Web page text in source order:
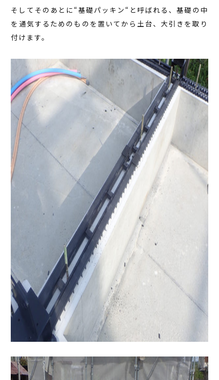
そしてそのあとに“基礎パッキン“と呼ばれる、基礎の中
を通気するためのものを置いてから土台、大引きを取り
付けます。